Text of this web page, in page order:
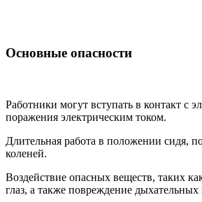
Основные опасности
Работники могут вступать в контакт с
поражения электрическим током.
Длительная работа в положении сидя,
коленей.
Воздействие опасных веществ, таких
глаз, а также повреждение дыхательных